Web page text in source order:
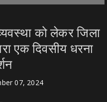
को लेकर जिला
एक दिवसीय धरना
07, 2024